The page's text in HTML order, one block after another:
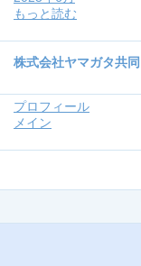
もっと読む
株式会社ヤマガタ共同
プロフィール
メイン